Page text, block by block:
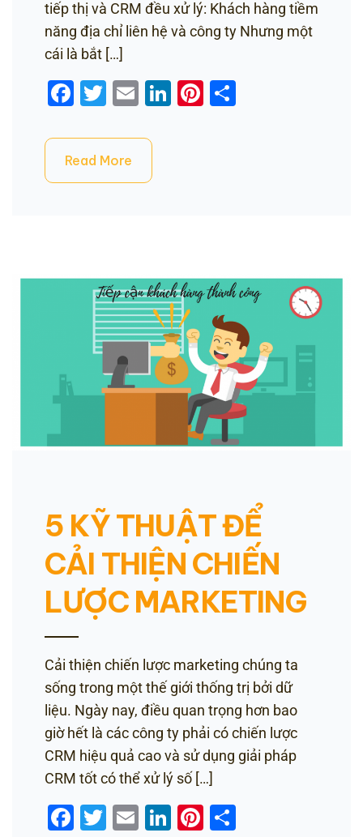
tiếp thị và CRM đều xử lý: Khách hàng tiềm
năng địa chỉ liên hệ và công ty Nhưng một
cái là bắt […]
Facebook
Twitter
EmailLinkedIn
Pinterest
Read More
5 KỸ THUẬT ĐỂ
CẢI THIỆN CHIẾN
LƯỢC MARKETING
Cải thiện chiến lược marketing chúng ta
sống trong một thế giới thống trị bởi dữ
liệu. Ngày nay, điều quan trọng hơn bao
giờ hết là các công ty phải có chiến lược
CRM hiệu quả cao và sử dụng giải pháp
CRM tốt có thể xử lý số […]
Facebook
Twitter
EmailLinkedIn
Pinterest